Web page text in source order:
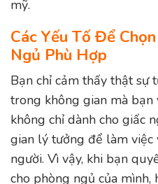
mỹ.
Các Yếu Tố Để
Ngủ Phù Hợp
Bạn chỉ cảm thấy thật sự
trong không gian mà bạn
không chỉ dành cho giấc
gian lý tưởng để làm việc
người. Vì vậy, khi bạn
cho phòng ngủ của